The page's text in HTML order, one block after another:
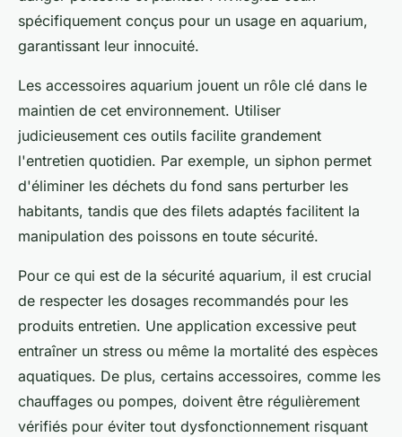
spécifiquement conçus pour un usage en aquarium,
garantissant leur innocuité.
Les accessoires aquarium jouent un rôle clé dans le
maintien de cet environnement. Utiliser
judicieusement ces outils facilite grandement
l'entretien quotidien. Par exemple, un siphon permet
d'éliminer les déchets du fond sans perturber les
habitants, tandis que des filets adaptés facilitent la
manipulation des poissons en toute sécurité.
Pour ce qui est de la sécurité aquarium, il est crucial
de respecter les dosages recommandés pour les
produits entretien. Une application excessive peut
entraîner un stress ou même la mortalité des espèces
aquatiques. De plus, certains accessoires, comme les
chauffages ou pompes, doivent être régulièrement
vérifiés pour éviter tout dysfonctionnement risquant